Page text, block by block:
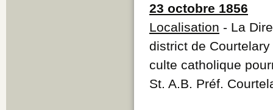
23 octobre 1856
Localisation - La
district de
culte catholique
St. A.B. Préf.